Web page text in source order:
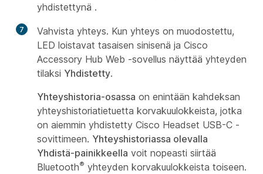
yhdistettynä .
7
Vahvista yhteys. Kun yhteys on muodostettu,
LED loistavat tasaisen sinisenä ja Cisco
Accessory Hub Web -sovellus näyttää yhteyden
tilaksi Yhdistetty.
Yhteyshistoria-osassa on enintään kahdeksan
yhteyshistoriatietuetta korvakuulokkeista, jotka
on aiemmin yhdistetty Cisco Headset USB-C -
sovittimeen. Yhteyshistoriassa olevalla
Yhdistä-painikkeella voit nopeasti siirtää
Bluetooth® yhteyden korvakuulokkeista toiseen.